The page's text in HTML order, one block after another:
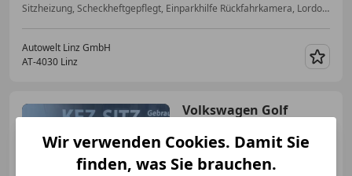
Sitzheizung, Scheckheftgepflegt, Einparkhilfe Rückfahrkamera, Lordosenstütze, 3-Zonen-Klimaautomatik, Navigationssystem, Nichtraucherfahrzeug, Abstandstempomat
Autowelt Linz GmbH
AT-4030 Linz
Volkswagen Golf
Variant
Wir verwenden Cookies. Damit Sie
finden, was Sie brauchen.